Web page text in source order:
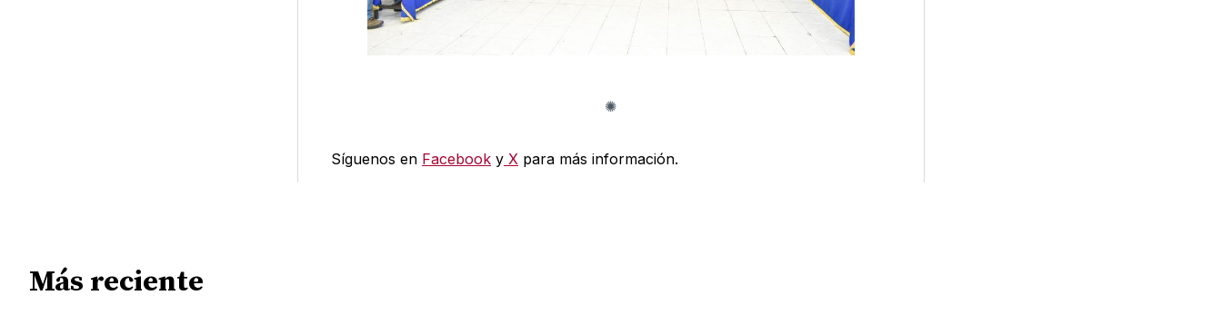
Síguenos en FacebookyX para más información.
Más reciente